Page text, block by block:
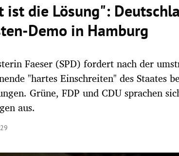
ist die Lösung":
Demo in Hamburg
Faeser (SPD) fordert nach der
"hartes Einschreiten" des Staates
Grüne, FDP und CDU sprachen
aus.